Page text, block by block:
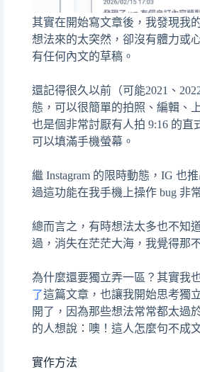
其實在開始寫文章後，我發現我
想法來的太突然，卻沒有體力或
有任何內文的草稿。
還記得很久以前（可能2021、
態，可以很簡單的拍照、編輯、
也是個非常討厭有人拍 9:16 的
可以填滿手機螢幕。
繼 Instagram 的限時動態，IG 也
過這功能在我手機上操作 bug 非
總而言之，有時想法太多也不知
過，消失在茫茫大海，我覺得那
為什麼還要獨立弄一區？其實我
了這篇文章，也讓我開始思考獨
開了，因為那些想法常常都太過
的人想說：噢！這人怎麼句不成
實作方法